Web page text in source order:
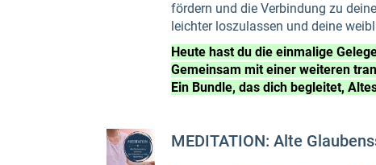
fördern und die Verbindung zu
leichter loszulassen und deine
Heute hast du die einmalige
Gemeinsam mit einer weiteren
Ein Bundle, das dich begleitet,
MEDITATION: Alte